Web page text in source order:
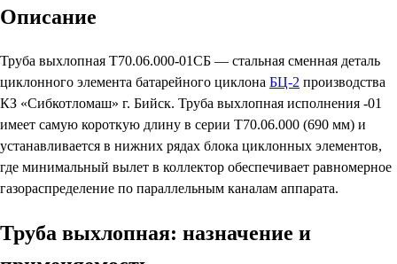
Описание
Труба выхлопная Т70.06.000-01СБ — стальная сменная деталь
циклонного элемента батарейного циклона БЦ-2 производства
КЗ «Сибкотломаш» г. Бийск. Труба выхлопная исполнения -01
имеет самую короткую длину в серии Т70.06.000 (690 мм) и
устанавливается в нижних рядах блока циклонных элементов,
где минимальный вылет в коллектор обеспечивает равномерное
газораспределение по параллельным каналам аппарата.
Труба выхлопная: назначение и